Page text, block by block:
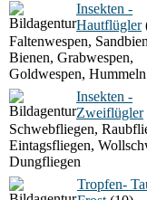
Insekten -
Hautflügler
Faltenwespen,
Bienen, Grabwespen,
Goldwespen, Hummeln
Insekten -
Zweiflügler
Schwebfliegen,
Eintagsfliegen,
Dungfliegen
Tropfen-